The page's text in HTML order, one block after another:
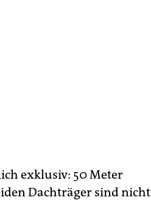
exklusiv: 50 Meter
Dachträger sind nicht